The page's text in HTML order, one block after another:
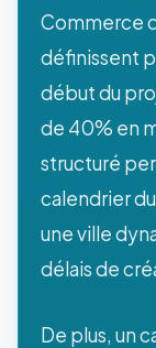
Commerce
définissent
début du
de 40% en
structuré
calendrier
une ville
délais de
De plus, un